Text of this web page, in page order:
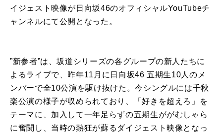
イジェスト映像が日向坂46のオフィシャルYouTubeチ
ャンネルにて公開となった。
”新参者”は、坂道シリーズの各グループの新人たちに
よるライブで、昨年11月に日向坂46 五期生10人のメ
ンバーで全10公演を駆け抜けた。今シングルには千秋
楽公演の様子が収められており、「好きを超えろ」を
テーマに、加入して一年足らずの五期生ががむしゃら
に奮闘し、当時の熱狂が蘇るダイジェスト映像となっ